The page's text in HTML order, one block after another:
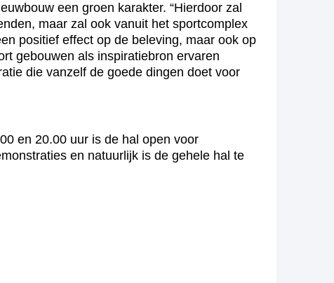
een groen karakter. “Hierdoor zal
maar zal ook vanuit het sportcomplex
positief effect op de beleving, maar ook op
gebouwen als inspiratiebron ervaren
die vanzelf de goede dingen doet voor
en 20.00 uur is de hal open voor
en natuurlijk is de gehele hal te